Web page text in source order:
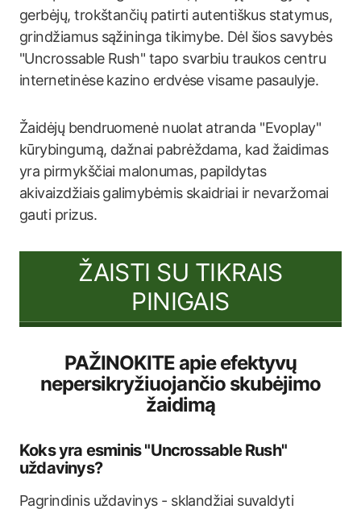
gerbėjų, trokštančių patirti autentiškus statymus,
grindžiamus sąžininga tikimybe. Dėl šios savybės
"Uncrossable Rush" tapo svarbiu traukos centru
internetinėse kazino erdvėse visame pasaulyje.
Žaidėjų bendruomenė nuolat atranda "Evoplay"
kūrybingumą, dažnai pabrėždama, kad žaidimas
yra pirmykščiai malonumas, papildytas
akivaizdžiais galimybėmis skaidriai ir nevaržomai
gauti prizus.
ŽAISTI SU TIKRAIS
PINIGAIS
PAŽINOKITE apie efektyvų
nepersikryžiuojančio skubėjimo
žaidimą
Koks yra esminis "Uncrossable Rush"
uždavinys?
Pagrindinis uždavinys - sklandžiai suvaldyti